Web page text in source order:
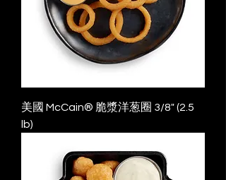
美國 McCain® 脆漿洋葱圈 3/8" (2.5
lb)